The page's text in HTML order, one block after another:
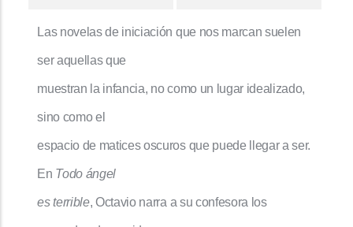
Las novelas de iniciación que nos marcan suelen
ser aquellas que
muestran la infancia, no como un lugar idealizado,
sino como el
espacio de matices oscuros que puede llegar a ser.
En Todo ángel
es terrible, Octavio narra a su confesora los